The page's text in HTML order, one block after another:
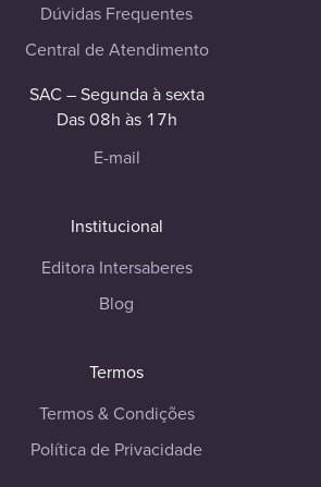
Dúvidas Frequentes
Central de Atendimento
SAC – Segunda à sexta
Das 08h às 17h
E-mail
Institucional
Editora Intersaberes
Blog
Termos
Termos & Condições
Política de Privacidade